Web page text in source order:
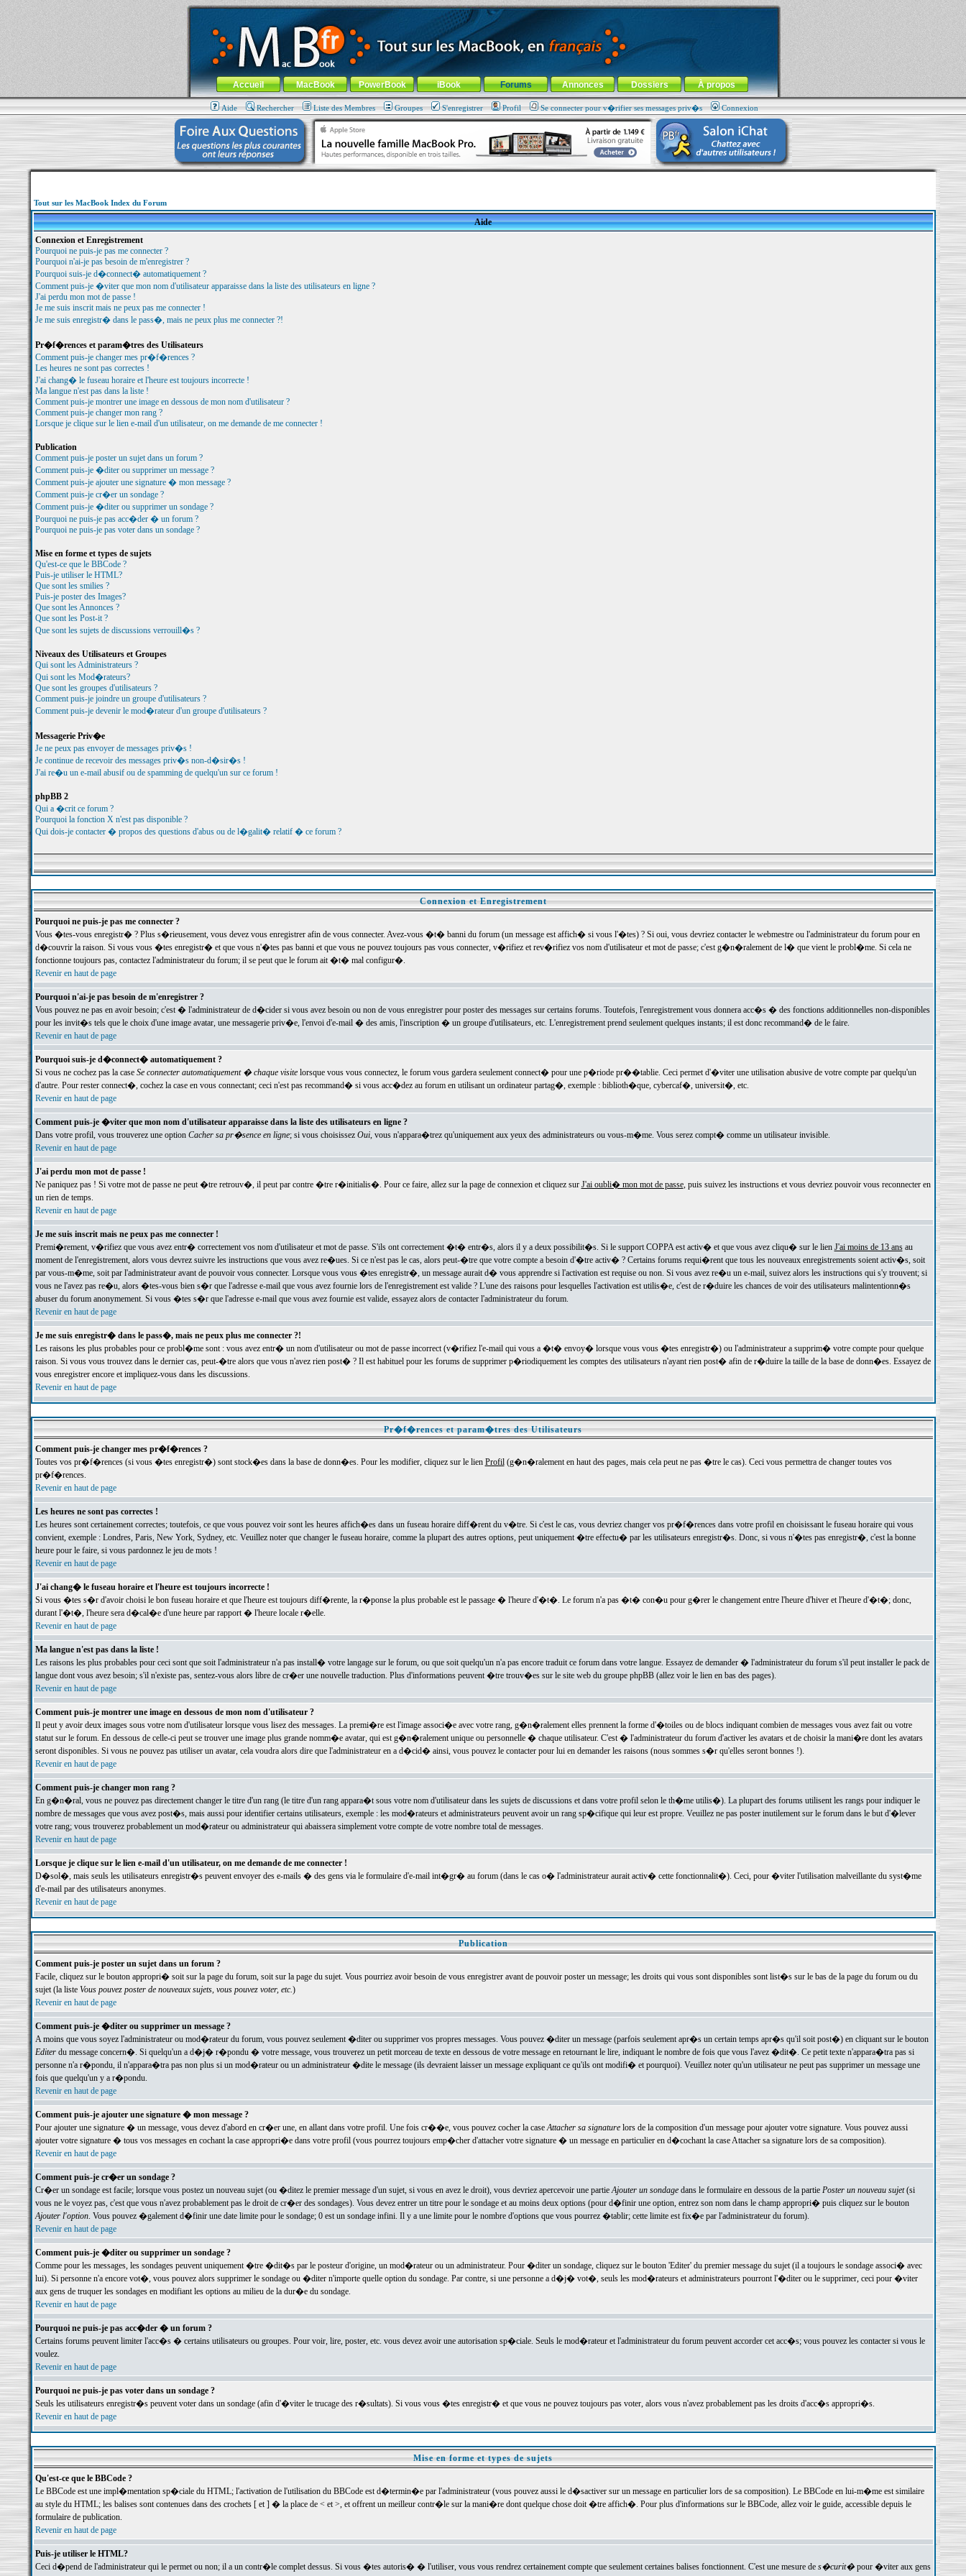
MacBook-fr.com : 100% Apple... 100% nomade !
Aller au contenu-Aller au menu général-Aller au menu de la rubrique
Menu général
Accueil MacBook PowerBook iBook Forums Annonces Dossiers À propos
Aide Rechercher Liste des Membres Groupes S'enregistrer Profil Se connecter pour v�rifier ses messages priv�s Connexion
Tout sur les MacBook Index du Forum
Aide
Connexion et Enregistrement
Pourquoi ne puis-je pas me connecter ?
Pourquoi n'ai-je pas besoin de m'enregistrer ?
Pourquoi suis-je d�connect� automatiquement ?
Comment puis-je �viter que mon nom d'utilisateur apparaisse dans la liste des utilisateurs en ligne ?
J'ai perdu mon mot de passe !
Je me suis inscrit mais ne peux pas me connecter !
Je me suis enregistr� dans le pass�, mais ne peux plus me connecter ?!
Pr�f�rences et param�tres des Utilisateurs
Comment puis-je changer mes pr�f�rences ?
Les heures ne sont pas correctes !
J'ai chang� le fuseau horaire et l'heure est toujours incorrecte !
Ma langue n'est pas dans la liste !
Comment puis-je montrer une image en dessous de mon nom d'utilisateur ?
Comment puis-je changer mon rang ?
Lorsque je clique sur le lien e-mail d'un utilisateur, on me demande de me connecter !
Publication
Comment puis-je poster un sujet dans un forum ?
Comment puis-je �diter ou supprimer un message ?
Comment puis-je ajouter une signature � mon message ?
Comment puis-je cr�er un sondage ?
Comment puis-je �diter ou supprimer un sondage ?
Pourquoi ne puis-je pas acc�der � un forum ?
Pourquoi ne puis-je pas voter dans un sondage ?
Mise en forme et types de sujets
Qu'est-ce que le BBCode ?
Puis-je utiliser le HTML?
Que sont les smilies ?
Puis-je poster des Images?
Que sont les Annonces ?
Que sont les Post-it ?
Que sont les sujets de discussions verrouill�s ?
Niveaux des Utilisateurs et Groupes
Qui sont les Administrateurs ?
Qui sont les Mod�rateurs?
Que sont les groupes d'utilisateurs ?
Comment puis-je joindre un groupe d'utilisateurs ?
Comment puis-je devenir le mod�rateur d'un groupe d'utilisateurs ?
Messagerie Priv�e
Je ne peux pas envoyer de messages priv�s !
Je continue de recevoir des messages priv�s non-d�sir�s !
J'ai re�u un e-mail abusif ou de spamming de quelqu'un sur ce forum !
phpBB 2
Qui a �crit ce forum ?
Pourquoi la fonction X n'est pas disponible ?
Qui dois-je contacter � propos des questions d'abus ou de l�galit� relatif � ce forum ?
Connexion et Enregistrement
Pourquoi ne puis-je pas me connecter ?
Vous �tes-vous enregistr� ? Plus s�rieusement, vous devez vous enregistrer afin de vous connecter. Avez-vous �t� banni du forum (un message est affich� si vous l'�tes) ? Si oui, vous devriez contacter le webmestre ou l'administrateur du forum pour en
d�couvrir la raison. Si vous vous �tes enregistr� et que vous n'�tes pas banni et que vous ne pouvez toujours pas vous connecter, v�rifiez et rev�rifiez vos nom d'utilisateur et mot de passe; c'est g�n�ralement de l� que vient le probl�me. Si cela ne
fonctionne toujours pas, contactez l'administrateur du forum; il se peut que le forum ait �t� mal configur�.
Revenir en haut de page
Pourquoi n'ai-je pas besoin de m'enregistrer ?
Vous pouvez ne pas en avoir besoin; c'est � l'administrateur de d�cider si vous avez besoin ou non de vous enregistrer pour poster des messages sur certains forums. Toutefois, l'enregistrement vous donnera acc�s � des fonctions additionnelles non-disponibles
pour les invit�s tels que le choix d'une image avatar, une messagerie priv�e, l'envoi d'e-mail � des amis, l'inscription � un groupe d'utilisateurs, etc. L'enregistrement prend seulement quelques instants; il est donc recommand� de le faire.
Revenir en haut de page
Pourquoi suis-je d�connect� automatiquement ?
Si vous ne cochez pas la case Se connecter automatiquement � chaque visitelorsque vous vous connectez, le forum vous gardera seulement connect� pour une p�riode pr��tablie. Ceci permet d'�viter une utilisation abusive de votre compte par quelqu'un
d'autre. Pour rester connect�, cochez la case en vous connectant; ceci n'est pas recommand� si vous acc�dez au forum en utilisant un ordinateur partag�, exemple : biblioth�que, cybercaf�, universit�, etc.
Revenir en haut de page
Comment puis-je �viter que mon nom d'utilisateur apparaisse dans la liste des utilisateurs en ligne ?
Dans votre profil, vous trouverez une option Cacher sa pr�sence en ligne; si vous choisissez Oui, vous n'appara�trez qu'uniquement aux yeux des administrateurs ou vous-m�me. Vous serez compt� comme un utilisateur invisible.
Revenir en haut de page
J'ai perdu mon mot de passe !
Ne paniquez pas ! Si votre mot de passe ne peut �tre retrouv�, il peut par contre �tre r�initialis�. Pour ce faire, allez sur la page de connexion et cliquez sur J'ai oubli� mon mot de passe, puis suivez les instructions et vous devriez pouvoir vous reconnecter en
un rien de temps.
Revenir en haut de page
Je me suis inscrit mais ne peux pas me connecter !
Premi�rement, v�rifiez que vous avez entr� correctement vos nom d'utilisateur et mot de passe. S'ils ont correctement �t� entr�s, alors il y a deux possibilit�s. Si le support COPPA est activ� et que vous avez cliqu� sur le lien J'ai moins de 13 ansau
moment de l'enregistrement, alors vous devrez suivre les instructions que vous avez re�ues. Si ce n'est pas le cas, alors peut-�tre que votre compte a besoin d'�tre activ� ? Certains forums requi�rent que tous les nouveaux enregistrements soient activ�s, soit
par vous-m�me, soit par l'administrateur avant de pouvoir vous connecter. Lorsque vous vous �tes enregistr�, un message aurait d� vous apprendre si l'activation est requise ou non. Si vous avez re�u un e-mail, suivez alors les instructions qui s'y trouvent; si
vous ne l'avez pas re�u, alors �tes-vous bien s�r que l'adresse e-mail que vous avez fournie lors de l'enregistrement est valide ? L'une des raisons pour lesquelles l'activation est utilis�e, c'est de r�duire les chances de voir des utilisateurs malintentionn�s
abuser du forum anonymement. Si vous �tes s�r que l'adresse e-mail que vous avez fournie est valide, essayez alors de contacter l'administrateur du forum.
Revenir en haut de page
Je me suis enregistr� dans le pass�, mais ne peux plus me connecter ?!
Les raisons les plus probables pour ce probl�me sont : vous avez entr� un nom d'utilisateur ou mot de passe incorrect (v�rifiez l'e-mail qui vous a �t� envoy� lorsque vous vous �tes enregistr�) ou l'administrateur a supprim� votre compte pour quelque
raison. Si vous vous trouvez dans le dernier cas, peut-�tre alors que vous n'avez rien post� ? Il est habituel pour les forums de supprimer p�riodiquement les comptes des utilisateurs n'ayant rien post� afin de r�duire la taille de la base de donn�es. Essayez de
vous enregistrer encore et impliquez-vous dans les discussions.
Revenir en haut de page
Pr�f�rences et param�tres des Utilisateurs
Comment puis-je changer mes pr�f�rences ?
Toutes vos pr�f�rences (si vous �tes enregistr�) sont stock�es dans la base de donn�es. Pour les modifier, cliquez sur le lien Profil(g�n�ralement en haut des pages, mais cela peut ne pas �tre le cas). Ceci vous permettra de changer toutes vos
pr�f�rences.
Revenir en haut de page
Les heures ne sont pas correctes !
Les heures sont certainement correctes; toutefois, ce que vous pouvez voir sont les heures affich�es dans un fuseau horaire diff�rent du v�tre. Si c'est le cas, vous devriez changer vos pr�f�rences dans votre profil en choisissant le fuseau horaire qui vous
convient, exemple : Londres, Paris, New York, Sydney, etc. Veuillez noter que changer le fuseau horaire, comme la plupart des autres options, peut uniquement �tre effectu� par les utilisateurs enregistr�s. Donc, si vous n'�tes pas enregistr�, c'est la bonne
heure pour le faire, si vous pardonnez le jeu de mots !
Revenir en haut de page
J'ai chang� le fuseau horaire et l'heure est toujours incorrecte !
Si vous �tes s�r d'avoir choisi le bon fuseau horaire et que l'heure est toujours diff�rente, la r�ponse la plus probable est le passage � l'heure d'�t�. Le forum n'a pas �t� con�u pour g�rer le changement entre l'heure d'hiver et l'heure d'�t�; donc,
durant l'�t�, l'heure sera d�cal�e d'une heure par rapport � l'heure locale r�elle.
Revenir en haut de page
Ma langue n'est pas dans la liste !
Les raisons les plus probables pour ceci sont que soit l'administrateur n'a pas install� votre langage sur le forum, ou que soit quelqu'un n'a pas encore traduit ce forum dans votre langue. Essayez de demander � l'administrateur du forum s'il peut installer le pack de
langue dont vous avez besoin; s'il n'existe pas, sentez-vous alors libre de cr�er une nouvelle traduction. Plus d'informations peuvent �tre trouv�es sur le site web du groupe phpBB (allez voir le lien en bas des pages).
Revenir en haut de page
Comment puis-je montrer une image en dessous de mon nom d'utilisateur ?
Il peut y avoir deux images sous votre nom d'utilisateur lorsque vous lisez des messages. La premi�re est l'image associ�e avec votre rang, g�n�ralement elles prennent la forme d'�toiles ou de blocs indiquant combien de messages vous avez fait ou votre
statut sur le forum. En dessous de celle-ci peut se trouver une image plus grande nomm�e avatar, qui est g�n�ralement unique ou personnelle � chaque utilisateur. C'est � l'administrateur du forum d'activer les avatars et de choisir la mani�re dont les avatars
seront disponibles. Si vous ne pouvez pas utiliser un avatar, cela voudra alors dire que l'administrateur en a d�cid� ainsi, vous pouvez le contacter pour lui en demander les raisons (nous sommes s�r qu'elles seront bonnes !).
Revenir en haut de page
Comment puis-je changer mon rang ?
En g�n�ral, vous ne pouvez pas directement changer le titre d'un rang (le titre d'un rang appara�t sous votre nom d'utilisateur dans les sujets de discussions et dans votre profil selon le th�me utilis�). La plupart des forums utilisent les rangs pour indiquer le
nombre de messages que vous avez post�s, mais aussi pour identifier certains utilisateurs, exemple : les mod�rateurs et administrateurs peuvent avoir un rang sp�cifique qui leur est propre. Veuillez ne pas poster inutilement sur le forum dans le but d'�lever
votre rang; vous trouverez probablement un mod�rateur ou administrateur qui abaissera simplement votre compte de votre nombre total de messages.
Revenir en haut de page
Lorsque je clique sur le lien e-mail d'un utilisateur, on me demande de me connecter !
D�sol�, mais seuls les utilisateurs enregistr�s peuvent envoyer des e-mails � des gens via le formulaire d'e-mail int�gr� au forum (dans le cas o� l'administrateur aurait activ� cette fonctionnalit�). Ceci, pour �viter l'utilisation malveillante du syst�me
d'e-mail par des utilisateurs anonymes.
Revenir en haut de page
Publication
Comment puis-je poster un sujet dans un forum ?
Facile, cliquez sur le bouton appropri� soit sur la page du forum, soit sur la page du sujet. Vous pourriez avoir besoin de vous enregistrer avant de pouvoir poster un message; les droits qui vous sont disponibles sont list�s sur le bas de la page du forum ou du
sujet (la liste Vous pouvez poster de nouveaux sujets, vous pouvez voter, etc.)
Revenir en haut de page
Comment puis-je �diter ou supprimer un message ?
A moins que vous soyez l'administrateur ou mod�rateur du forum, vous pouvez seulement �diter ou supprimer vos propres messages. Vous pouvez �diter un message (parfois seulement apr�s un certain temps apr�s qu'il soit post�) en cliquant sur le bouton
Editerdu message concern�. Si quelqu'un a d�j� r�pondu � votre message, vous trouverez un petit morceau de texte en dessous de votre message en retournant le lire, indiquant le nombre de fois que vous l'avez �dit�. Ce petit texte n'appara�tra pas si
personne n'a r�pondu, il n'appara�tra pas non plus si un mod�rateur ou un administrateur �dite le message (ils devraient laisser un message expliquant ce qu'ils ont modifi� et pourquoi). Veuillez noter qu'un utilisateur ne peut pas supprimer un message une
fois que quelqu'un y a r�pondu.
Revenir en haut de page
Comment puis-je ajouter une signature � mon message ?
Pour ajouter une signature � un message, vous devez d'abord en cr�er une, en allant dans votre profil. Une fois cr��e, vous pouvez cocher la caseAttacher sa signaturelors de la composition d'un message pour ajouter votre signature. Vous pouvez aussi
ajouter votre signature � tous vos messages en cochant la case appropri�e dans votre profil (vous pourrez toujours emp�cher d'attacher votre signature � un message en particulier en d�cochant la case Attacher sa signature lors de sa composition).
Revenir en haut de page
Comment puis-je cr�er un sondage ?
Cr�er un sondage est facile; lorsque vous postez un nouveau sujet (ou �ditez le premier message d'un sujet, si vous en avez le droit), vous devriez apercevoir une partieAjouter un sondagedans le formulaire en dessous de la partie Poster un nouveau sujet(si
vous ne le voyez pas, c'est que vous n'avez probablement pas le droit de cr�er des sondages). Vous devez entrer un titre pour le sondage et au moins deux options (pour d�finir une option, entrez son nom dans le champ appropri� puis cliquez sur le bouton
Ajouter l'option. Vous pouvez �galement d�finir une date limite pour le sondage; 0 est un sondage infini. Il y a une limite pour le nombre d'options que vous pourrez �tablir; cette limite est fix�e par l'administrateur du forum).
Revenir en haut de page
Comment puis-je �diter ou supprimer un sondage ?
Comme pour les messages, les sondages peuvent uniquement �tre �dit�s par le posteur d'origine, un mod�rateur ou un administrateur. Pour �diter un sondage, cliquez sur le bouton 'Editer' du premier message du sujet (il a toujours le sondage associ� avec
lui). Si personne n'a encore vot�, vous pouvez alors supprimer le sondage ou �diter n'importe quelle option du sondage. Par contre, si une personne a d�j� vot�, seuls les mod�rateurs et administrateurs pourront l'�diter ou le supprimer, ceci pour �viter
aux gens de truquer les sondages en modifiant les options au milieu de la dur�e du sondage.
Revenir en haut de page
Pourquoi ne puis-je pas acc�der � un forum ?
Certains forums peuvent limiter l'acc�s � certains utilisateurs ou groupes. Pour voir, lire, poster, etc. vous devez avoir une autorisation sp�ciale. Seuls le mod�rateur et l'administrateur du forum peuvent accorder cet acc�s; vous pouvez les contacter si vous le
voulez.
Revenir en haut de page
Pourquoi ne puis-je pas voter dans un sondage ?
Seuls les utilisateurs enregistr�s peuvent voter dans un sondage (afin d'�viter le trucage des r�sultats). Si vous vous �tes enregistr� et que vous ne pouvez toujours pas voter, alors vous n'avez probablement pas les droits d'acc�s appropri�s.
Revenir en haut de page
Mise en forme et types de sujets
Qu'est-ce que le BBCode ?
Le BBCode est une impl�mentation sp�ciale du HTML; l'activation de l'utilisation du BBCode est d�termin�e par l'administrateur (vous pouvez aussi le d�sactiver sur un message en particulier lors de sa composition). Le BBCode en lui-m�me est similaire
au style du HTML; les balises sont contenues dans des crochets [ et ] � la place de < et >, et offrent un meilleur contr�le sur la mani�re dont quelque chose doit �tre affich�. Pour plus d'informations sur le BBCode, allez voir le guide, accessible depuis le
formulaire de publication.
Revenir en haut de page
Puis-je utiliser le HTML?
Ceci d�pend de l'administrateur qui le permet ou non; il a un contr�le complet dessus. Si vous �tes autoris� � l'utiliser, vous vous rendrez certainement compte que seulement certaines balises fonctionnent. C'est une mesure de s�curit�pour �viter aux gens